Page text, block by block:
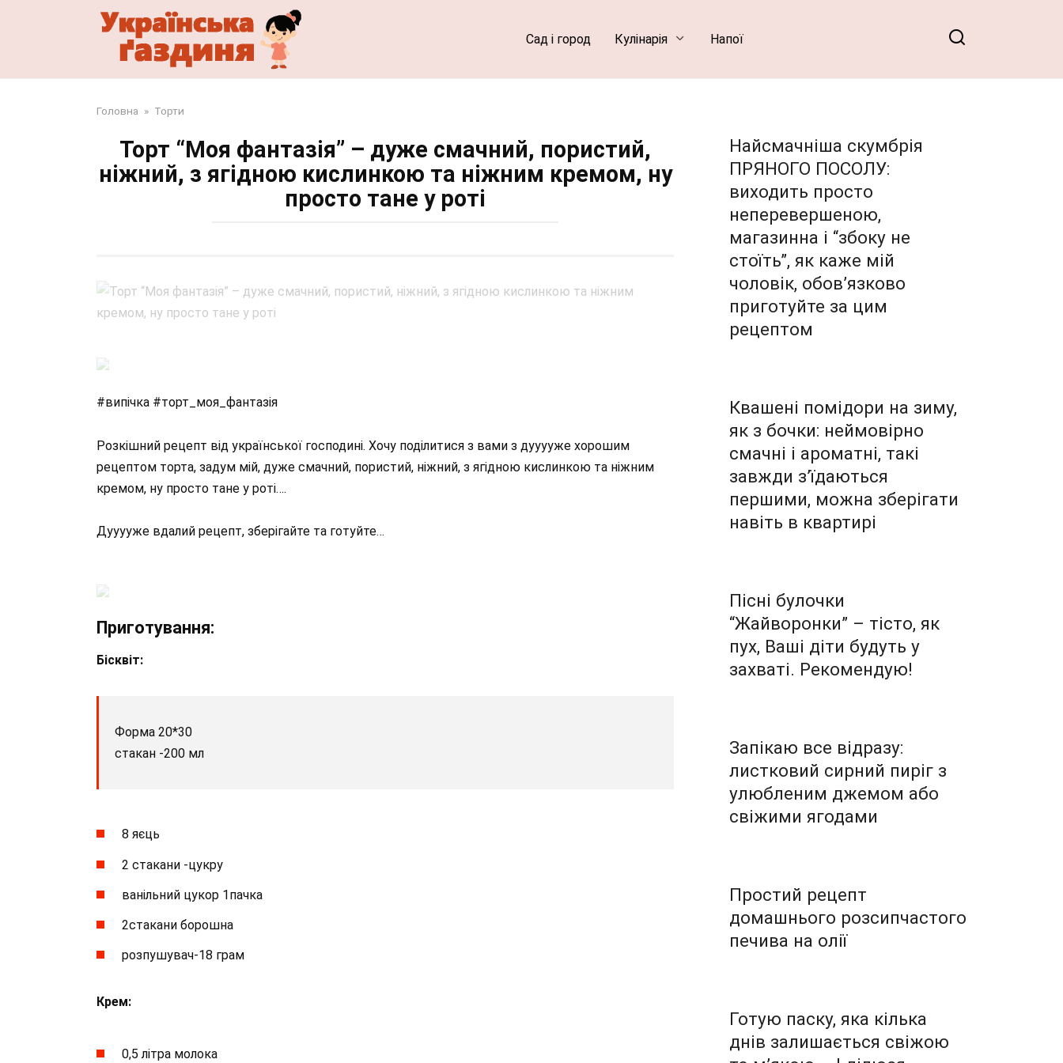
Сад і город Кулінарія Напої
Головна » Торти
Торт “Моя фантазія” – дуже смачний, пористий,
ніжний, з ягідною кислинкою та ніжним кремом, ну
просто тане у роті
#випічка #торт_моя_фантазія
Розкішний рецепт від української господині. Хочу поділитися з вами з дууууже хорошим
рецептом торта, задум мій, дуже смачний, пористий, ніжний, з ягідною кислинкою та ніжним
кремом, ну просто тане у роті….
Дууууже вдалий рецепт, зберігайте та готуйте…
Приготування:
Бісквіт:
Форма 20*30
стакан -200 мл
8 яєць
2 стакани -цукру
ванільний цукор 1пачка
2стакани борошна
розпушувач-18 грам
Крем:
0,5 літра молока
Найсмачніша скумбрія
ПРЯНОГО ПОСОЛУ:
виходить просто
неперевершеною,
магазинна і “збоку не
стоїть”, як каже мій
чоловік, обов’язково
приготуйте за цим
рецептом
Квашені помідори на зиму,
як з бочки: неймовірно
смачні і ароматні, такі
завжди з’їдаються
першими, можна зберігати
навіть в квартирі
Пісні булочки
“Жайворонки” – тісто, як
пух, Ваші діти будуть у
захваті. Рекомендую!
Запікаю все відразу:
листковий сирний пиріг з
улюбленим джемом або
свіжими ягодами
Простий рецепт
домашнього розсипчастого
печива на олії
Готую паску, яка кілька
днів залишається свіжою